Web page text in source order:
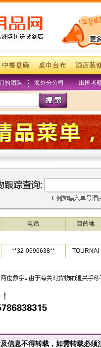
中餐盘碗 桌巾台布 酒店装
的团队 海外分公司 出国考
电话 目的地
**32-0696638** TOURNAI
信息不得转载，如需转载必